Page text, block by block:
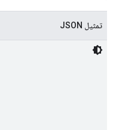
تمثيل JSON